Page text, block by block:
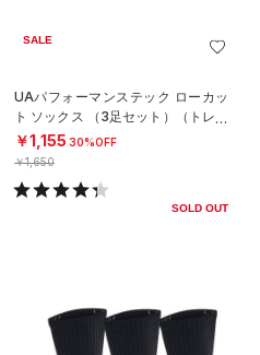
SALE
UAパフォーマンステック ローカッ
ト ソックス （3足セット）（トレー
ニング/UNISEX）
￥1,155 30%OFF
￥1,650
SOLD OUT